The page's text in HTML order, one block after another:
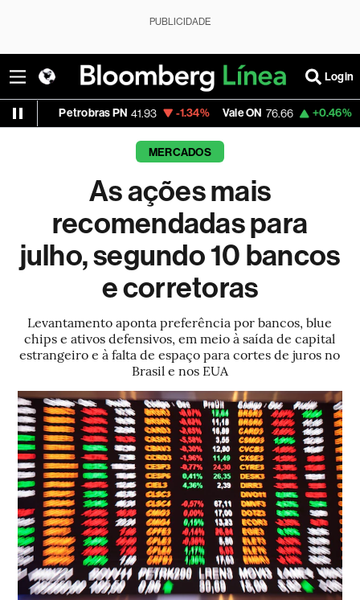
PUBLICIDADE
Login
41.93 -1.34% Vale ON 76.66 +0.46% Itaú PN 42.38
MERCADOS
As ações mais
recomendadas para
julho, segundo 10 bancos
e corretoras
Levantamento aponta preferência por bancos, blue
chips e ativos defensivos, em meio à saída de capital
estrangeiro e à falta de espaço para cortes de juros no
Brasil e nos EUA